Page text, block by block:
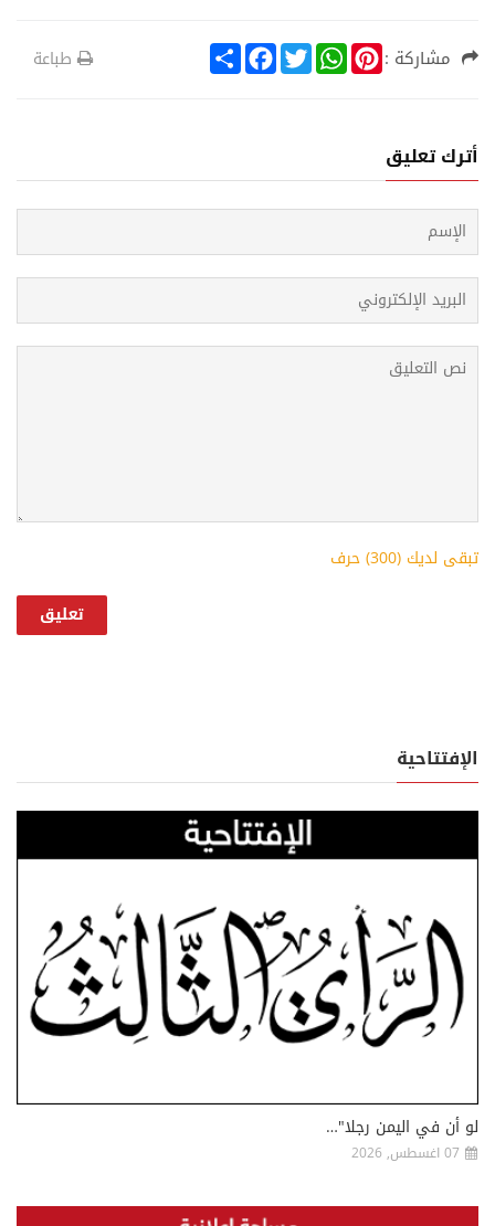
مشاركة : S
h
F
a
k
T
w
W
h
p
P
i
s
طباعة
أترك تعليق
تبقى لديك (300) حرف
الإفتتاحية
لو أن في اليمن رجلا"…
07 اغسطس, 2026